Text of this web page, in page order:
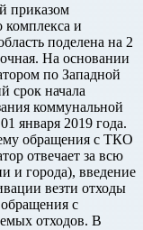
приказом
комплекса и
поделена на 2
На основании
по Западной
срок начала
коммунальной
января 2019 года.
обращения с ТКО
отвечает за всю
и города), введение
везти отходы
обращения с
отходов. В